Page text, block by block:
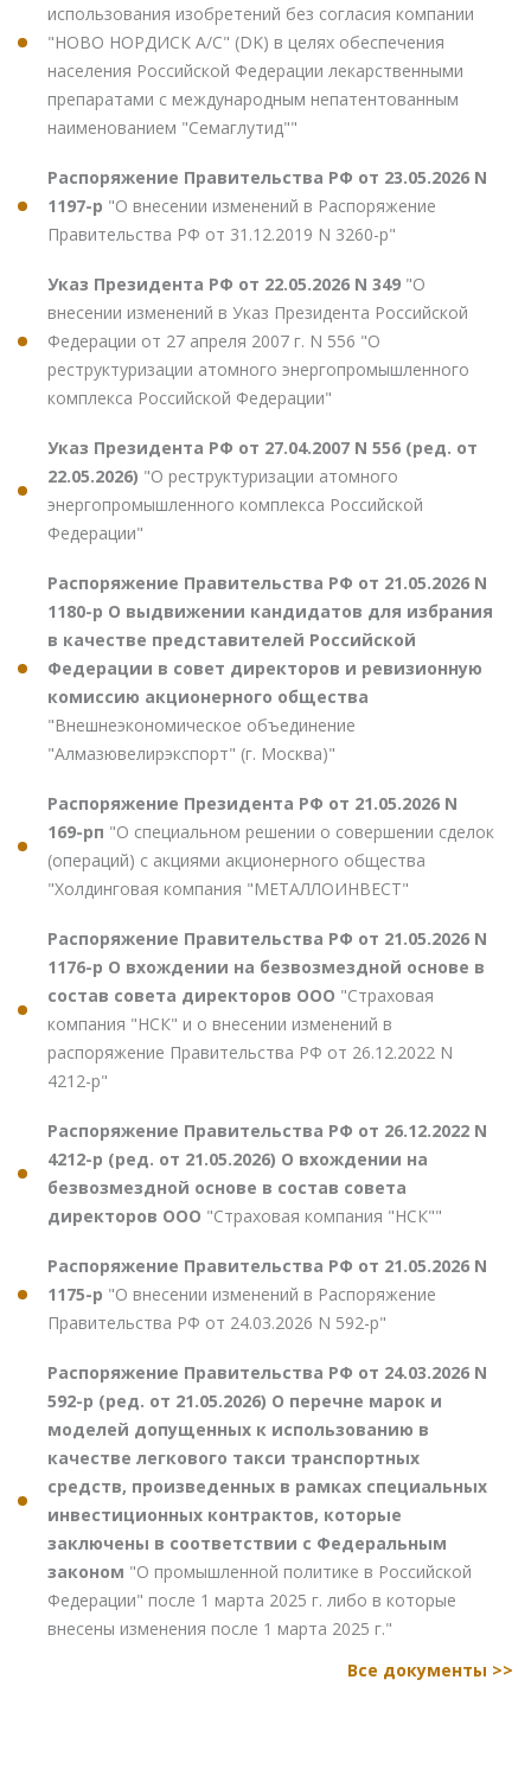
использования изобретений без согласия компании
"НОВО НОРДИСК А/С" (DK) в целях обеспечения
населения Российской Федерации лекарственными
препаратами с международным непатентованным
наименованием "Семаглутид""
Распоряжение Правительства РФ от 23.05.2026 N
1197-р "О внесении изменений в Распоряжение
Правительства РФ от 31.12.2019 N 3260-р"
Указ Президента РФ от 22.05.2026 N 349 "О
внесении изменений в Указ Президента Российской
Федерации от 27 апреля 2007 г. N 556 "О
реструктуризации атомного энергопромышленного
комплекса Российской Федерации"
Указ Президента РФ от 27.04.2007 N 556 (ред. от
22.05.2026) "О реструктуризации атомного
энергопромышленного комплекса Российской
Федерации"
Распоряжение Правительства РФ от 21.05.2026 N
1180-р О выдвижении кандидатов для избрания
в качестве представителей Российской
Федерации в совет директоров и ревизионную
комиссию акционерного общества
"Внешнеэкономическое объединение
"Алмазювелирэкспорт" (г. Москва)"
Распоряжение Президента РФ от 21.05.2026 N
169-рп "О специальном решении о совершении сделок
(операций) с акциями акционерного общества
"Холдинговая компания "МЕТАЛЛОИНВЕСТ"
Распоряжение Правительства РФ от 21.05.2026 N
1176-р О вхождении на безвозмездной основе в
состав совета директоров ООО "Страховая
компания "НСК" и о внесении изменений в
распоряжение Правительства РФ от 26.12.2022 N
4212-р"
Распоряжение Правительства РФ от 26.12.2022 N
4212-р (ред. от 21.05.2026) О вхождении на
безвозмездной основе в состав совета
директоров ООО "Страховая компания "НСК""
Распоряжение Правительства РФ от 21.05.2026 N
1175-р "О внесении изменений в Распоряжение
Правительства РФ от 24.03.2026 N 592-р"
Распоряжение Правительства РФ от 24.03.2026 N
592-р (ред. от 21.05.2026) О перечне марок и
моделей допущенных к использованию в
качестве легкового такси транспортных
средств, произведенных в рамках специальных
инвестиционных контрактов, которые
заключены в соответствии с Федеральным
законом "О промышленной политике в Российской
Федерации" после 1 марта 2025 г. либо в которые
внесены изменения после 1 марта 2025 г."
Все документы >>